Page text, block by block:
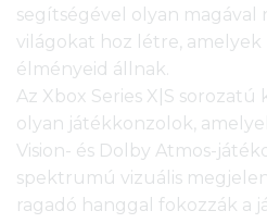
segítségével olyan magával
világokat hoz létre,
élményeid állnak.
Az Xbox Series X|S sorozatú
olyan játékkonzolok,
Vision- és Dolby Atmos-
spektrumú vizuális
ragadó hanggal fokozzák a